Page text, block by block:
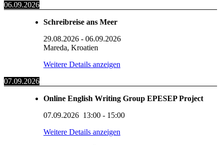
06.09.2026
Schreibreise ans Meer
29.08.2026 - 06.09.2026
Mareda, Kroatien
Weitere Details anzeigen
07.09.2026
Online English Writing Group EPESEP Project
07.09.2026 13:00 - 15:00
Weitere Details anzeigen